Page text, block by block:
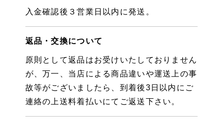
入金確認後３営業日以内に発送。
返品・交換について
原則として返品はお受けいたしておりません
が、万一、当店による商品違いや運送上の事
故等がございましたら、到着後3日以内にご
連絡の上送料着払いにてご返送下さい。